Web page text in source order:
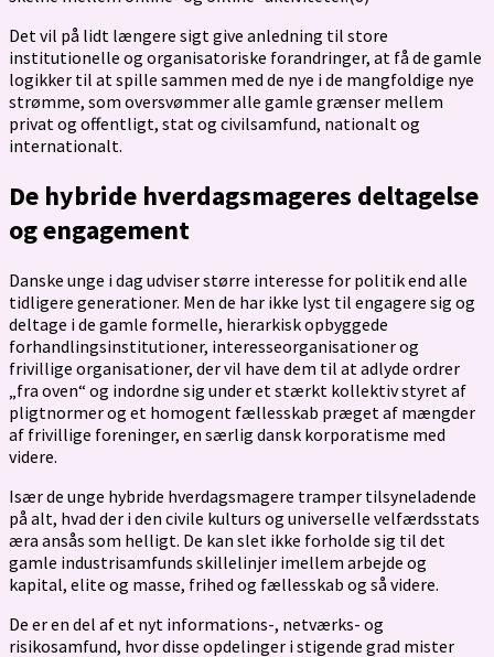
Det vil på lidt længere sigt give anledning til store
institutionelle og organisatoriske forandringer, at få de gamle
logikker til at spille sammen med de nye i de mangfoldige nye
strømme, som oversvømmer alle gamle grænser mellem
privat og offentligt, stat og civilsamfund, nationalt og
internationalt.
De hybride hverdagsmageres deltagelse
og engagement
Danske unge i dag udviser større interesse for politik end alle
tidligere generationer. Men de har ikke lyst til engagere sig og
deltage i de gamle formelle, hierarkisk opbyggede
forhandlingsinstitutioner, interesseorganisationer og
frivillige organisationer, der vil have dem til at adlyde ordrer
„fra oven“ og indordne sig under et stærkt kollektiv styret af
pligtnormer og et homogent fællesskab præget af mængder
af frivillige foreninger, en særlig dansk korporatisme med
videre.
Især de unge hybride hverdagsmagere tramper tilsyneladende
på alt, hvad der i den civile kulturs og universelle velfærdsstats
æra ansås som helligt. De kan slet ikke forholde sig til det
gamle industrisamfunds skillelinjer imellem arbejde og
kapital, elite og masse, frihed og fællesskab og så videre.
De er en del af et nyt informations-, netværks- og
risikosamfund, hvor disse opdelinger i stigende grad mister